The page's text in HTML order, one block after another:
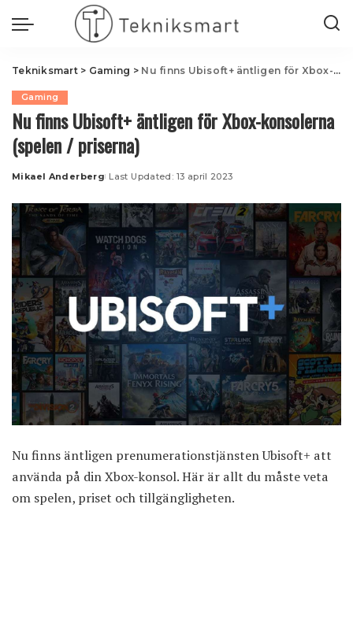
Tekniksmart> Gaming > Nu finns Ubisoft+ äntligen för Xbox-konsolerna (spelen / priserna)
Gaming
Nu finns Ubisoft+ äntligen för Xbox-konsolerna
(spelen / priserna)
Posted
Mikael Anderberg Last Updated: 13 april 2023
Nu finns äntligen prenumerationstjänsten Ubisoft+ att
använda på din Xbox-konsol. Här är allt du måste veta
om spelen, priset och tillgängligheten.